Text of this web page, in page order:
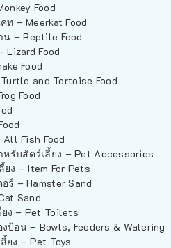
Food
ท – Meerkat Food
น – Reptile Food
Lizard Food
Food
and Tortoise Food
Food
Fish Food
บสัตว์เลี้ยง – Pet Accessories
ง – Item For Pets
ร์ – Hamster Sand
Sand
ง – Pet Toilets
ป้อน – Bowls, Feeders & Watering
ยง – Pet Toys